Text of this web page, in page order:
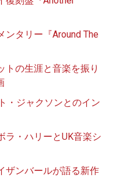
ンタリー『Around The
トの生涯と音楽を振り
・ジャクソンとのイン
ラ・ハリーとUK音楽シ
ザンバールが語る新作